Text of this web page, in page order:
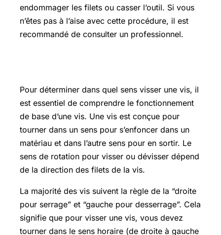
endommager les filets ou casser l’outil. Si vous
n’êtes pas à l’aise avec cette procédure, il est
recommandé de consulter un professionnel.
Pour déterminer dans quel sens visser une vis, il
est essentiel de comprendre le fonctionnement
de base d’une vis. Une vis est conçue pour
tourner dans un sens pour s’enfoncer dans un
matériau et dans l’autre sens pour en sortir. Le
sens de rotation pour visser ou dévisser dépend
de la direction des filets de la vis.
La majorité des vis suivent la règle de la “droite
pour serrage” et “gauche pour desserrage”. Cela
signifie que pour visser une vis, vous devez
tourner dans le sens horaire (de droite à gauche